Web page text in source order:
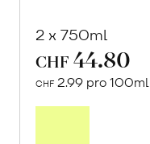
2 x 750ml
CHF 44.80
CHF 2.99 pro 100ml